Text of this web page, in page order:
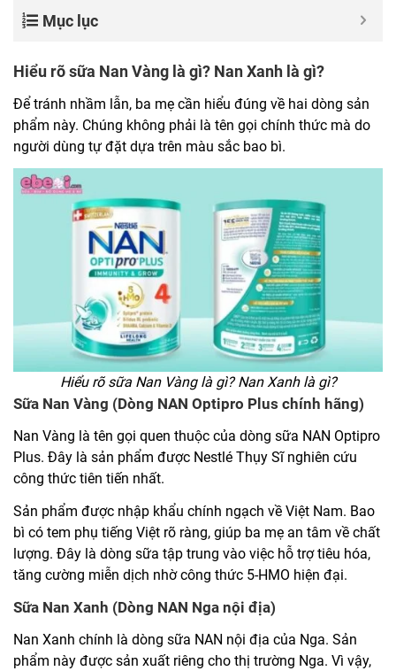
Mục lục
Hiểu rõ sữa Nan Vàng là gì? Nan Xanh là gì?
Để tránh nhầm lẫn, ba mẹ cần hiểu đúng về hai dòng sản
phẩm này. Chúng không phải là tên gọi chính thức mà do
người dùng tự đặt dựa trên màu sắc bao bì.
Hiểu rõ sữa Nan Vàng là gì? Nan Xanh là gì?
Sữa Nan Vàng (Dòng NAN Optipro Plus chính hãng)
Nan Vàng là tên gọi quen thuộc của dòng sữa NAN Optipro
Plus. Đây là sản phẩm được Nestlé Thụy Sĩ nghiên cứu
công thức tiên tiến nhất.
Sản phẩm được nhập khẩu chính ngạch về Việt Nam. Bao
bì có tem phụ tiếng Việt rõ ràng, giúp ba mẹ an tâm về chất
lượng. Đây là dòng sữa tập trung vào việc hỗ trợ tiêu hóa,
tăng cường miễn dịch nhờ công thức 5-HMO hiện đại.
Sữa Nan Xanh (Dòng NAN Nga nội địa)
Nan Xanh chính là dòng sữa NAN nội địa của Nga. Sản
phẩm này được sản xuất riêng cho thị trường Nga. Vì vậy,